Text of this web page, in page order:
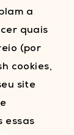
a
quais
(por
cookies,
site
essas